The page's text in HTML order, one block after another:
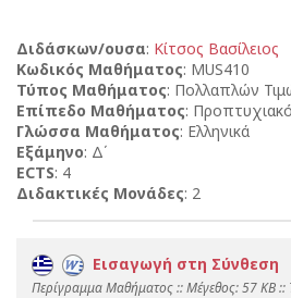
Διδάσκων/ουσα: Κίτσος Βασίλειος
Κωδικός Μαθήματος: MUS410
Τύπος Μαθήματος: Πολλαπλών
Επίπεδο Μαθήματος: Προπτυχιακό
Γλώσσα Μαθήματος: Ελληνικά
Εξάμηνο: Δ΄
ECTS: 4
Διδακτικές Μονάδες: 2
Εισαγωγή στη Σύνθεση
Περίγραμμα Μαθήματος :: Mέγεθος: 57 KB ::